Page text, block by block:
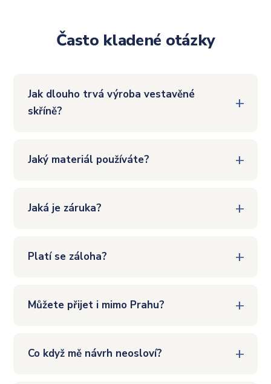
Často kladené otázky
Jak dlouho trvá výroba vestavěné
skříně?
Jaký materiál používáte?
Jaká je záruka?
Platí se záloha?
Můžete přijet i mimo Prahu?
Co když mě návrh neosloví?